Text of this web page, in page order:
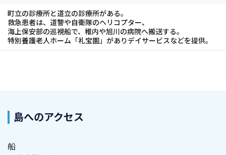
町立の診療所と道立の診療所がある。
救急患者は、道警や自衛隊のヘリコプター、
海上保安部の巡視船で、稚内や旭川の病院へ搬送する。
特別養護老人ホーム「礼宝園」がありデイサービスなどを提供。
島へのアクセス
船